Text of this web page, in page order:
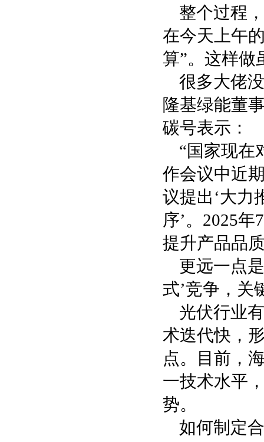
整个过程
在今天上午
算”。这样做
很多大佬
隆基绿能董
碳号表示：
“国家现在
作会议中近
议提出‘大力
序’。2025
提升产品品
更远一点
式’竞争，关
光伏行业
术迭代快，
点。目前，
一技术水平
势。
如何制定